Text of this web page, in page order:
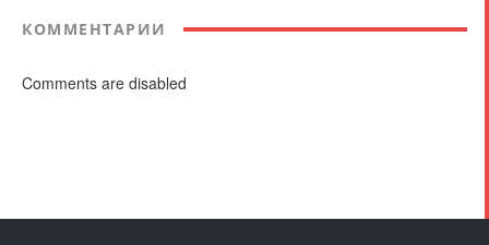
КОММЕНТАРИИ
Comments are disabled